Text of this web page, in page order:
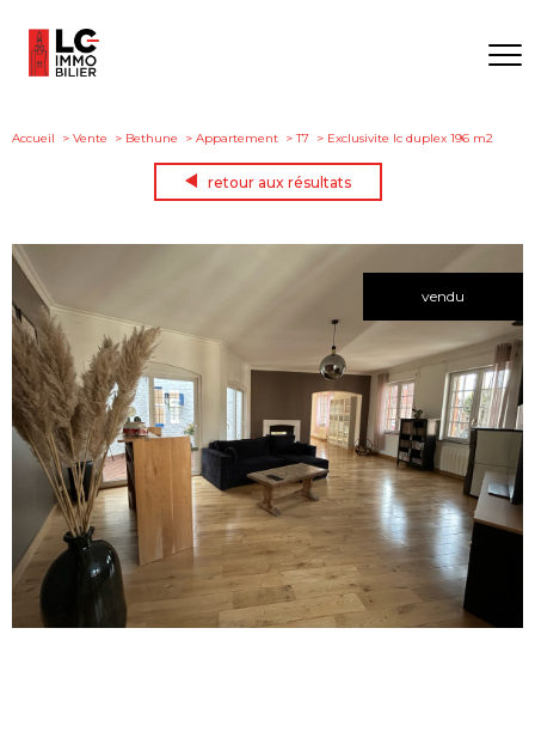
Accueil Vente Bethune Appartement T7 Exclusivite lc duplex 196 m2
retour aux résultats
vendu